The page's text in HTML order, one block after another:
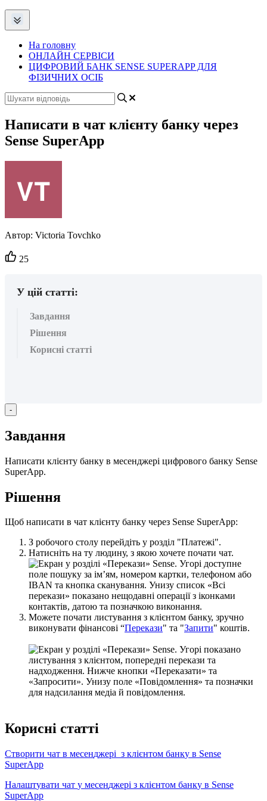
На головну
ОНЛАЙН СЕРВІСИ
ЦИФРОВИЙ БАНК SENSE SUPERAPP ДЛЯ
ФІЗИЧНИХ ОСІБ
Написати в чат клієнту банку через
Sense SuperApp
Автор: Victoria Tovchko
Кількість
вподобайок:
25
У цій статті:
Завдання
Рішення
Корисні статті
-
Завдання
Написати клієнту банку в месенджері цифрового банку Sense
SuperApp.
Рішення
Щоб написати в чат клієнту банку через Sense SuperApp:
З робочого столу перейдіть у розділ "Платежі".
Натисніть на ту людину, з якою хочете почати чат.
Можете почати листування з клієнтом банку, зручно
виконувати фінансові “Перекази" та "Запити" коштів.
Корисні статті
Створити чат в месенджері з клієнтом банку в Sense
SuperApp
Налаштувати чат у месенджері з клієнтом банку в Sense
SuperApp